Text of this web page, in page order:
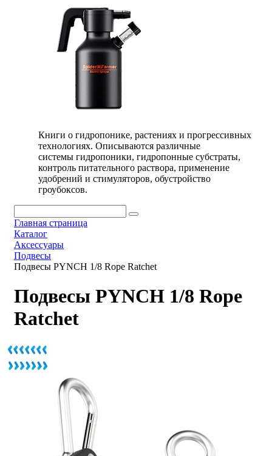
Книги о гидропонике, растениях и прогрессивных
технологиях. Описываются различные
системы гидропоники, гидропонные субстраты,
контроль питательного раствора, применение
удобрений и стимуляторов, обустройство
гроубоксов.
Главная страница
Каталог
Аксессуары
Подвесы
Подвесы PYNCH 1/8 Rope Ratchet
Подвесы PYNCH 1/8 Rope
Ratchet